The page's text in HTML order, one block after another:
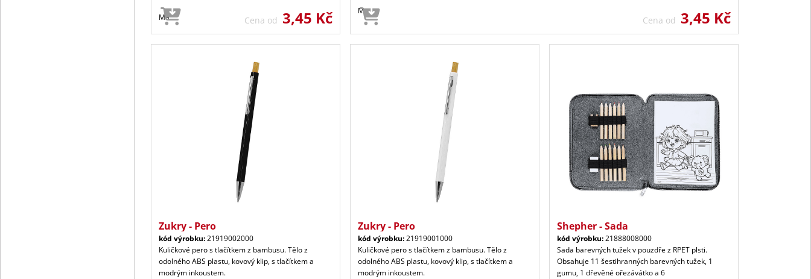
Ma Cena od 3,45 Kč Ma
Cena od 3,45 Kč
Zukry - Pero
kód výrobku:21919002000
Kuličkové pero s tlačítkem z bambusu. Tělo z
odolného ABS plastu, kovový klip, s tlačítkem a
modrým inkoustem.
Zukry - Pero
kód výrobku:21919001000
Kuličkové pero s tlačítkem z bambusu. Tělo z
odolného ABS plastu, kovový klip, s tlačítkem a
modrým inkoustem.
Shepher - Sada
kód výrobku:21888008000
Sada barevných tužek v pouzdře z RPET plsti.
Obsahuje 11 šestihranných barevných tužek, 1
gumu, 1 dřevěné ořezávátko a 6